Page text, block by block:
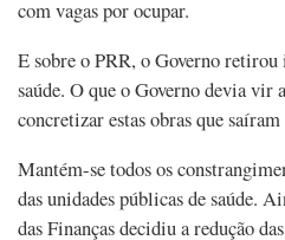
com vagas por ocupar.
E sobre o PRR, o Governo
saúde. O que o Governo devia vir
concretizar estas obras que
Mantém-se todos os
das unidades públicas de saúde.
das Finanças decidiu a redução